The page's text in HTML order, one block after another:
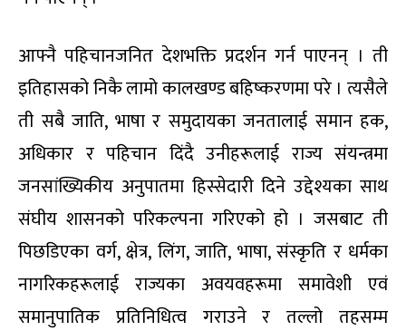
आफ्नै पहिचानजनित देशभक्ति प्रदर्शन गर्न पाएनन् । ती
इतिहासको निकै लामो कालखण्ड बहिष्करणमा परे । त्यसैले
ती सबै जाति, भाषा र समुदायका जनतालाई समान हक,
अधिकार र पहिचान दिंदै उनीहरूलाई राज्य संयन्त्रमा
जनसांख्यिकीय अनुपातमा हिस्सेदारी दिने उद्देश्यका साथ
संघीय शासनको परिकल्पना गरिएको हो । जसबाट ती
पिछडिएका वर्ग, क्षेत्र, लिंग, जाति, भाषा, संस्कृति र धर्मका
नागरिकहरूलाई राज्यका अवयवहरूमा समावेशी एवं
समानुपातिक प्रतिनिधित्व गराउने र तल्लो तहसम्म